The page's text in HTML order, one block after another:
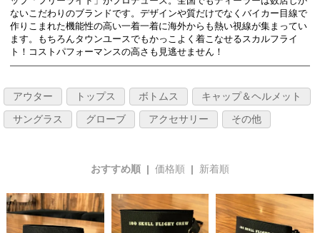
ないこだわりのブランドです。デザインや質だけでなくバイカー目線で
作りこまれた機能性の高い一着一着に海外からも熱い視線が集まってい
ます。もちろんタウンユースでもかっこよく着こなせるスカルフライ
ト！コストパフォーマンスの高さも見逃せません！
アウター トップス ボトムス
キャップ＆ヘルメット
サングラス
グローブ アクセサリー その他
おすすめ順 | 価格順 | 新着順